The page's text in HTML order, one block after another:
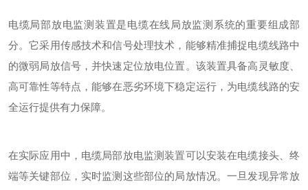
电缆局部放电监测装置是电缆在线局放监测系统的重要组成部
分。它采用传感技术和信号处理技术，能够精准捕捉电缆线路中
的微弱局放信号，并快速定位放电位置。该装置具备高灵敏度、
高可靠性等特点，能够在恶劣环境下稳定运行，为电缆线路的安
全运行提供有力保障。
在实际应用中，电缆局部放电监测装置可以安装在电缆接头、终
端等关键部位，实时监测这些部位的局放情况。一旦发现异常放